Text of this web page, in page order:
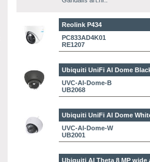
Reolink P434
PC833AD4K01
RE1207
Ubiquiti UniFi AI Dome
UVC-AI-Dome-B
UB2068
Ubiquiti UniFi AI Dome
UVC-AI-Dome-W
UB2001
Ubiquiti AI Theta 8 MP wide